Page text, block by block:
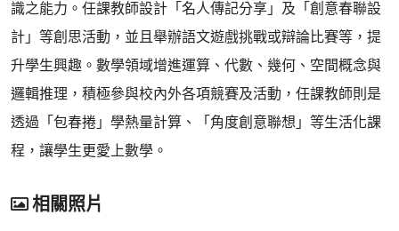
識之能力。任課教師設計「名人傳記分享」及「創意春聯設
計」等創思活動，並且舉辦語文遊戲挑戰或辯論比賽等，提
升學生興趣。數學領域增進運算、代數、幾何、空間概念與
邏輯推理，積極參與校內外各項競賽及活動，任課教師則是
透過「包春捲」學熱量計算、「角度創意聯想」等生活化課
程，讓學生更愛上數學。
相關照片